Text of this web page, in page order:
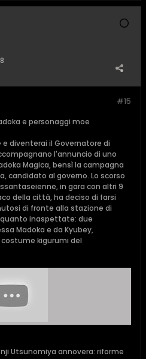
#15
e personaggi moe
diventerai il Governatore di
l'annuncio di uno
Magica, bensì la campagna
candidato al governo. Lo scorso
in gara con altri 9
della città, ha deciso di farsi
di fronte alla stazione di
inaspettate: due
Madoka e da Kyubey,
kigurumi del
Utsunomiya annovera: riforme